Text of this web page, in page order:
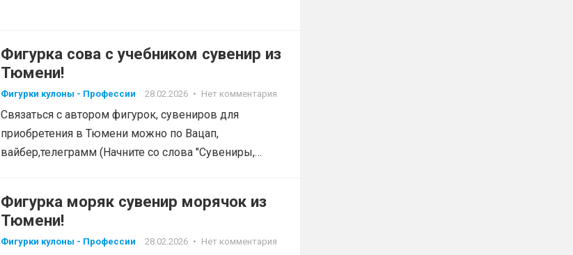
Фигурка сова с учебником сувенир из
Тюмени!
Фигурки кулоны - Профессии 28.02.2026 • Нет комментария
Связаться с автором фигурок, сувениров для
приобретения в Тюмени можно по Вацап,
вайбер,телеграмм (Начните со слова "Сувениры,
Фигурка моряк сувенир морячок из
Тюмени!
Фигурки кулоны - Профессии 28.02.2026 • Нет комментария